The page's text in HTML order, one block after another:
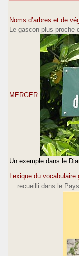
Noms d’arbres et de
Le gascon plus
MERGER
Un exemple dans le
Lexique du
... recueilli dans le